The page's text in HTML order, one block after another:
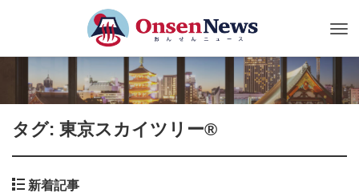
タグ: 東京スカイツリー®
新着記事